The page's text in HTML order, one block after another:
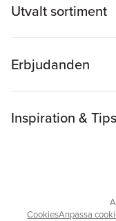
Utvalt sortiment
Erbjudanden
Inspiration & Tips
CookiesAnpassa